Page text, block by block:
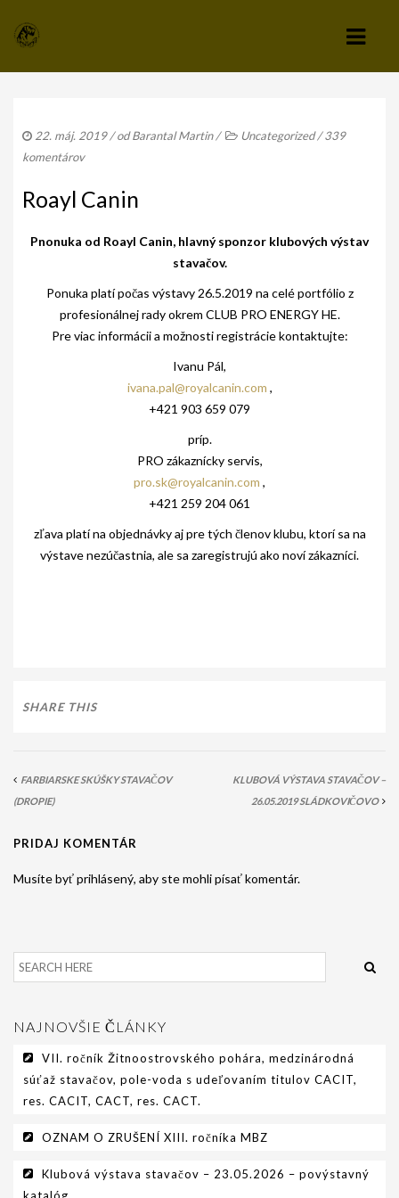
VÝBOR KLUBU
STANOVY KLUBU
TLAČIVÁ A PRIHLÁŠKY
KLUBOVÉ POPLATKY
ZÁPISNICE Z ČLENSKEJ SCHÔDZE
AKO BYT ČLENOM KCHHS
DEUTSCH DRAHTHAAR
PODMIENKY CHOVNOSTI
OČAKÁVANÉ VRHY NDS V ROKU 2026
ŠTANDARD
PODMIENKY CHOVNOSTI
CHOVNÉ PSY
CHOVNÉ SUKY
OČAKÁVANÉ VRHY PP V ROKU 2026
MEDZINÁRODNÁ SÚŤAŽ HRUBOSRSTÝCH
STAVAČOV „MEMORIÁL B. ZEMKA“
SKÚŠKY
KYNOLOGICKÝ KALENDÁR
22. máj. 2019/ odBarantal Martin/ Uncategorized/339
komentárov
Roayl Canin
Pnonuka od Roayl Canin, hlavný sponzor klubových výstav
stavačov.
Ponuka platí počas výstavy 26.5.2019 na celé portfólio z
profesionálnej rady okrem CLUB PRO ENERGY HE.
Pre viac informácii a možnosti registrácie kontaktujte:
Ivanu Pál,
ivana.pal@royalcanin.com ,
+421 903 659 079
príp.
PRO zákaznícky servis,
pro.sk@royalcanin.com ,
+421 259 204 061
zľava platí na objednávky aj pre tých členov klubu, ktorí sa na
výstave nezúčastnia, ale sa zaregistrujú ako noví zákazníci.
SHARE THIS
FARBIARSKE SKÚŠKY STAVAČOV
(DROPIE)
KLUBOVÁ VÝSTAVA STAVAČOV –
26.05.2019 SLÁDKOVIČOVO
PRIDAJ KOMENTÁR
Musíte byť prihlásený, aby ste mohli písať komentár.
NAJNOVŠIE ČLÁNKY
VII. ročník Žitnoostrovského pohára, medzinárodná
súťaž stavačov, pole-voda s udeľovaním titulov CACIT,
res. CACIT, CACT, res. CACT.
OZNAM O ZRUŠENÍ XIII. ročníka MBZ
Klubová výstava stavačov – 23.05.2026 – povýstavný